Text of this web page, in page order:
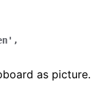
,
as picture.